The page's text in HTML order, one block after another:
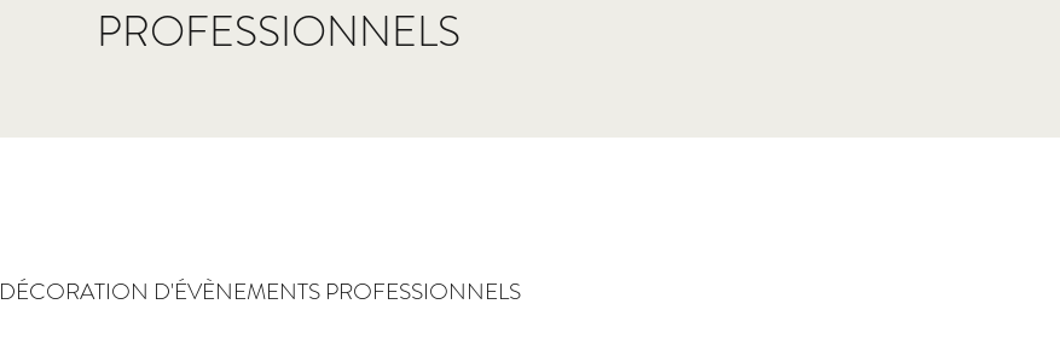
PROFESSIONNELS
DÉCORATION D'ÉVÈNEMENTS PROFESSIONNELS